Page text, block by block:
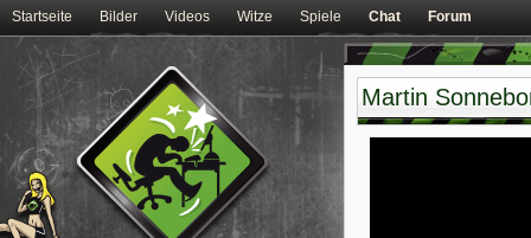
Startseite Bilder Videos Witze Spiele Chat Forum
Martin